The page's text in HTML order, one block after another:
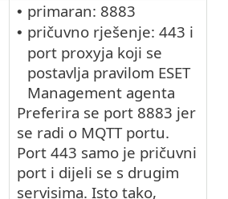
• primaran: 8883
• pričuvno rješenje: 443 i
port proxyja koji se
postavlja pravilom ESET
Management agenta
Preferira se port 8883 jer
se radi o MQTT portu.
Port 443 samo je pričuvni
port i dijeli se s drugim
servisima. Isto tako,